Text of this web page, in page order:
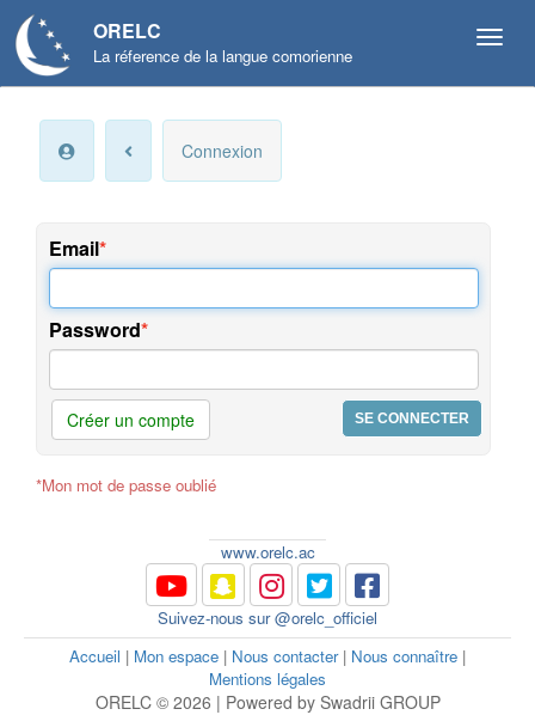
ORELC
La réference de la langue comorienne
compte
préférences
Connexion
Email
Password
Créer un compte
*Mon mot de passe oublié
www.orelc.ac
Suivez-nous sur @orelc_officiel
Accueil | Mon espace | Nous contacter| Nous connaître |
Mentions légales
ORELC © 2026 | Powered by Swadrii GROUP